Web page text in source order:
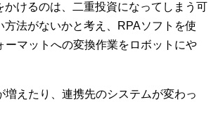
けるのは、二重投資になってしまう可
法がないかと考え、RPAソフトを使
マットへの変換作業をロボットにや
えたり、連携先のシステムが変わっ